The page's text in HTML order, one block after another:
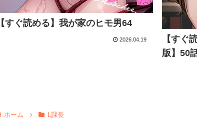
【すぐ読める】我が家のヒモ男64
2026.04.19
【すぐ
版】50
ホーム L課長